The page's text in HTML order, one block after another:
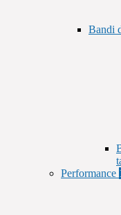
Bandi
Performance